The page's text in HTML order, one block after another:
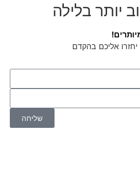
יותר בלילה
יחזרו אליכם בהקדם
שליחה